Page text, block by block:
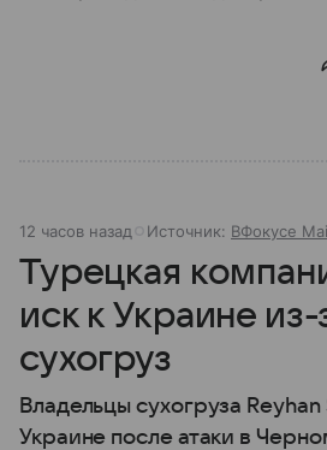
12 часов назад Источник: ВФокусе
Турецкая
иск к Украине из-
сухогруз
Владельцы сухогруза Reyhan
Украине после атаки в